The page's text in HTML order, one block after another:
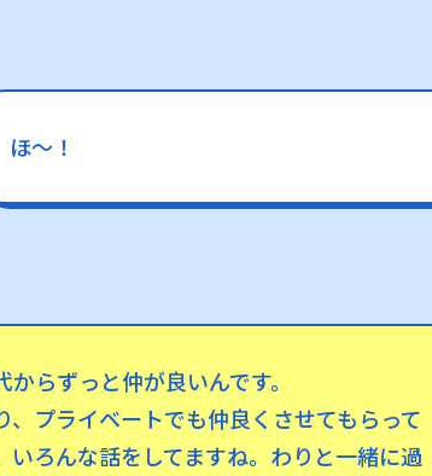
ほ〜！
らずっと仲が良いんです。
、プライベートでも仲良くさせてもらって
いろんな話をしてますね。わりと一緒に過